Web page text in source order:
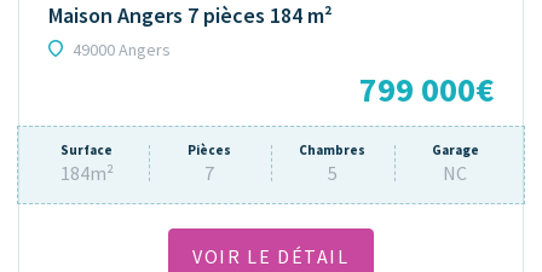
Maison Angers 7 pièces 184 m²
49000 Angers
799 000€
Surface
184m²
Pièces
7
Chambres
5
Garage
NC
VOIR LE DÉTAIL